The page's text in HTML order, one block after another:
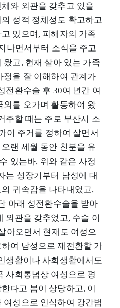
와 외관을 갖추고 있을
성적 정체성도 확고하고
있으며, 피해자의 가족
나면서부터 소식을 주고
고, 현재 살아 있는 가족
정을 잘 이해하여 관계가
전환수술 후 30여 년간 여
외를 오가며 활동하여 왔
주할 때는 주로 부산시 소
이 주거를 정하여 살면서
랜 세월 동안 친분을 유
있는바, 위와 같은 사정
는 성장기부터 남성에 대
귀속감을 나타내었고,
아래 성전환수술을 받아
외관을 갖추었고, 수술 이
아오면서 현재도 여성으
여 남성으로 재전환할 가
생활이나 사회생활에서도
사회통념상 여성으로 평
다고 봄이 상당하고, 이
성으로 인식하여 강간범